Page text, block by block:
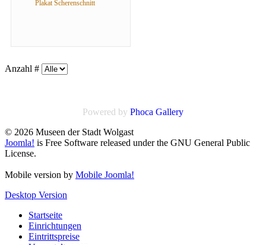
Plakat Scherenschnitt
Anzahl #
Powered by Phoca Gallery
© 2026 Museen der Stadt Wolgast
Joomla! is Free Software released under the GNU General Public
License.
Mobile version by Mobile Joomla!
Desktop Version
Startseite
Einrichtungen
Eintrittspreise